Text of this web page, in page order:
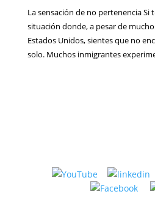
La sensación de no pertenencia
situación donde, a pesar de
Estados Unidos, sientes que no
solo. Muchos inmigrantes